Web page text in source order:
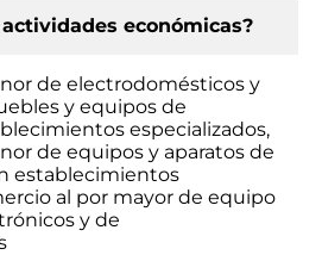
económicas?
de electrodomésticos y
y equipos de
especializados,
de equipos y aparatos de
establecimientos
al por mayor de equipo
y de